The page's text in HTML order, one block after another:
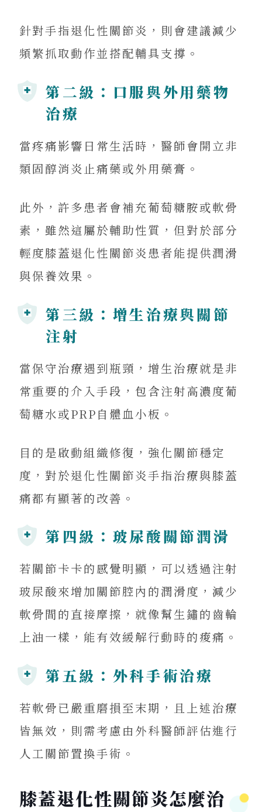
針對手指退化性關節炎，則會建議減少
頻繁抓取動作並搭配輔具支撐。
第二級：口服與外用藥物
治療
當疼痛影響日常生活時，醫師會開立非
類固醇消炎止痛藥或外用藥膏。
此外，許多患者會補充葡萄糖胺或軟骨
素，雖然這屬於輔助性質，但對於部分
輕度膝蓋退化性關節炎患者能提供潤滑
與保養效果。
第三級：增生治療與關節
注射
當保守治療遇到瓶頸，增生治療就是非
常重要的介入手段，包含注射高濃度葡
萄糖水或PRP自體血小板。
目的是啟動組織修復，強化關節穩定
度，對於退化性關節炎手指治療與膝蓋
痛都有顯著的改善。
第四級：玻尿酸關節潤滑
若關節卡卡的感覺明顯，可以透過注射
玻尿酸來增加關節腔內的潤滑度，減少
軟骨間的直接摩擦，就像幫生鏽的齒輪
上油一樣，能有效緩解行動時的痠痛。
第五級：外科手術治療
若軟骨已嚴重磨損至末期，且上述治療
皆無效，則需考慮由外科醫師評估進行
人工關節置換手術。
膝蓋退化性關節炎怎麼治